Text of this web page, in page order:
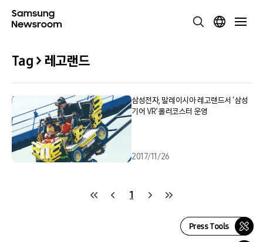
Tag > 레고랜드
삼성전자, 말레이시아 레고랜드서 ‘삼성
기어 VR’ 롤러코스터 운영
2017/11/26
1
Press Tools